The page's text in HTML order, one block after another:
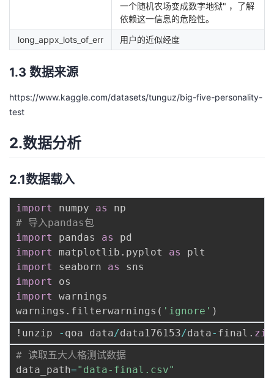
一个随机农场变成数字地狱" ，了解
依赖这一信息的危险性。
long_appx_lots_of_err
用户的近似经度
1.3 数据来源
https://www.kaggle.com/datasets/tunguz/big-five-personality-
test
2.数据分析
2.1数据载入
import numpy as
# 导入pandas包
import
pandas as
import
matplotlib . pyplot as
import
seaborn as
import
import
warnings
warnings . filterwarnings ( 'ignore' )
!unzip
- qoa data/data176153/data- final . zip
# 读取五大人格测试数据
data_path="data-final.csv"